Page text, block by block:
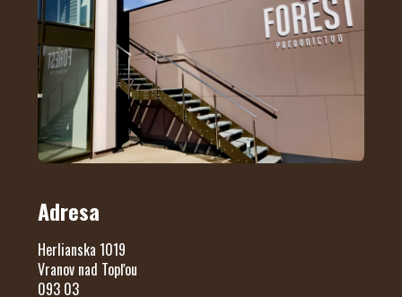
Adresa
Herlianska 1019
Vranov nad Topľou
093 03